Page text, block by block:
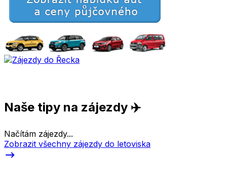
Naše tipy na zájezdy ✈️
Načítám zájezdy...
Zobrazit všechny zájezdy do letoviska